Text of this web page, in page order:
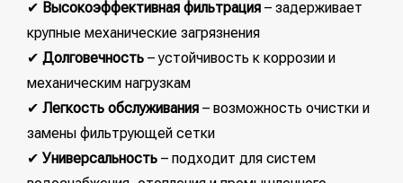
✔ Высокоэффективная фильтрация – задерживает
крупные механические загрязнения
✔ Долговечность – устойчивость к коррозии и
механическим нагрузкам
✔ Легкость обслуживания – возможность очистки и
замены фильтрующей сетки
✔ Универсальность – подходит для систем